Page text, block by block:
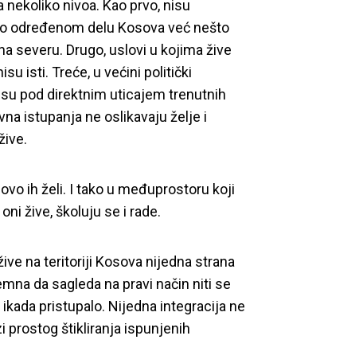
nivoa. Kao prvo, nisu
određenom delu Kosova već nešto
severu. Drugo, uslovi u kojima žive
isti. Treće, u većini politički
pod direktnim uticajem trenutnih
istupanja ne oslikavaju želje i
ih želi. I tako u međuprostoru koji
žive, školuju se i rade.
na teritoriji Kosova nijedna strana
da sagleda na pravi način niti se
pristupalo. Nijedna integracija ne
prostog štikliranja ispunjenih